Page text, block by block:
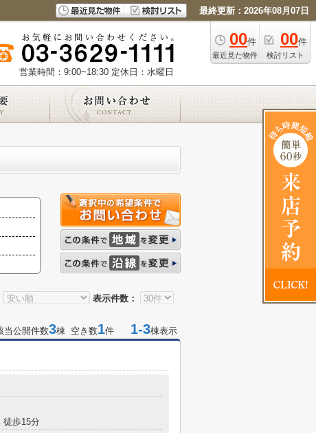
最終更新：2026年08月07日
00件
最近見た物件
00件
検討リスト
営業時間：9:00~18:30 定休日：水曜日
表示件数：
当公開件数3棟 空き数1件 1-3棟表示
徒歩15分